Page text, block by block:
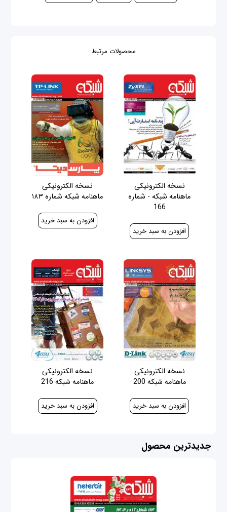
جدیدترین محصول
محصولات مرتبط
نسخه الکترونیکی
ماهنامه شبکه - شماره
166
نسخه الکترونیکی
ماهنامه شبکه شماره ۱۸۳
نسخه الکترونیکی
ماهنامه شبکه 200
نسخه الکترونیکی
ماهنامه شبکه 216